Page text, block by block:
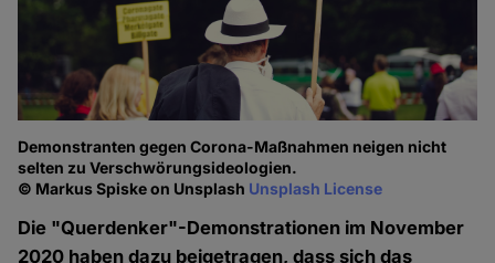
Demonstranten gegen Corona-Maßnahmen neigen nicht
selten zu Verschwörungsideologien.
© Markus Spiske on Unsplash Unsplash License
Die "Querdenker"-Demonstrationen im November
2020 haben dazu beigetragen, dass sich das